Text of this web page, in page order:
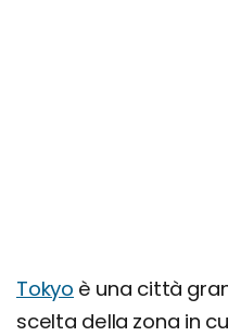
Tokyo è una città
scelta della zona in